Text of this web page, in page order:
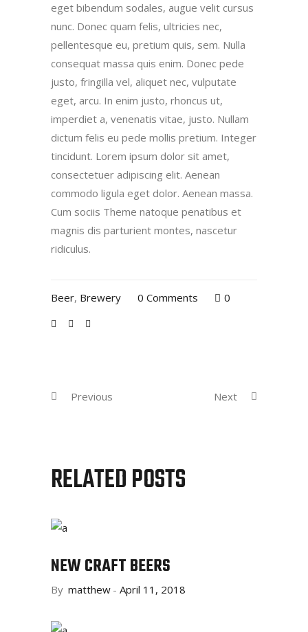
eget bibendum sodales, augue velit cursus
nunc. Donec quam felis, ultricies nec,
pellentesque eu, pretium quis, sem. Nulla
consequat massa quis enim. Donec pede
justo, fringilla vel, aliquet nec, vulputate
eget, arcu. In enim justo, rhoncus ut,
imperdiet a, venenatis vitae, justo. Nullam
dictum felis eu pede mollis pretium. Integer
tincidunt. Lorem ipsum dolor sit amet,
consectetuer adipiscing elit. Aenean
commodo ligula eget dolor. Aenean massa.
Cum sociis Theme natoque penatibus et
magnis dis parturient montes, nascetur
ridiculus.
Beer, Brewery 0 Comments 0
Previous Next
RELATED POSTS
NEW CRAFT BEERS
By matthew April 11, 2018